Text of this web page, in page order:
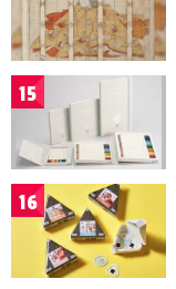
15
16